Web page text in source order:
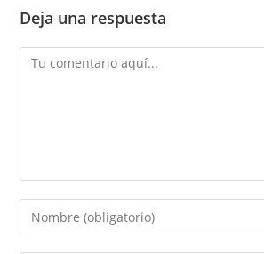
Deja una respuesta